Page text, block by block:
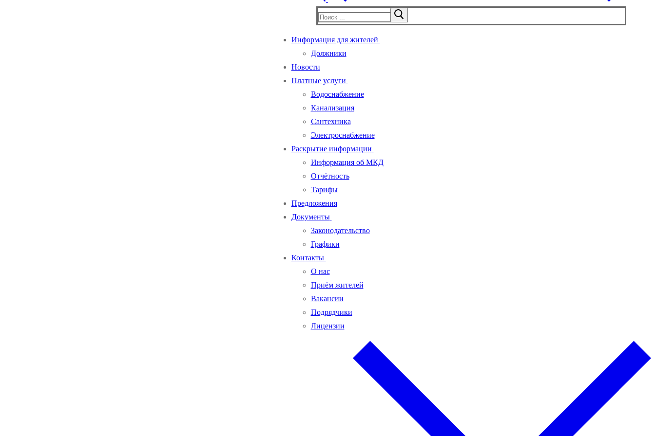
Найти:
Информация для жителей
Должники
Новости
Платные услуги
Водоснабжение
Канализация
Сантехника
Электроснабжение
Раскрытие информации
Информация об МКД
Отчётность
Тарифы
Предложения
Документы
Законодательство
Графики
Контакты
О нас
Приём жителей
Вакансии
Подрядчики
Лицензии